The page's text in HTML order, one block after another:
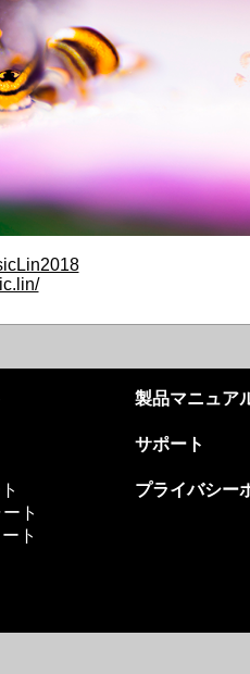
製品マニュア
サポート
プライバシー
ト
ト